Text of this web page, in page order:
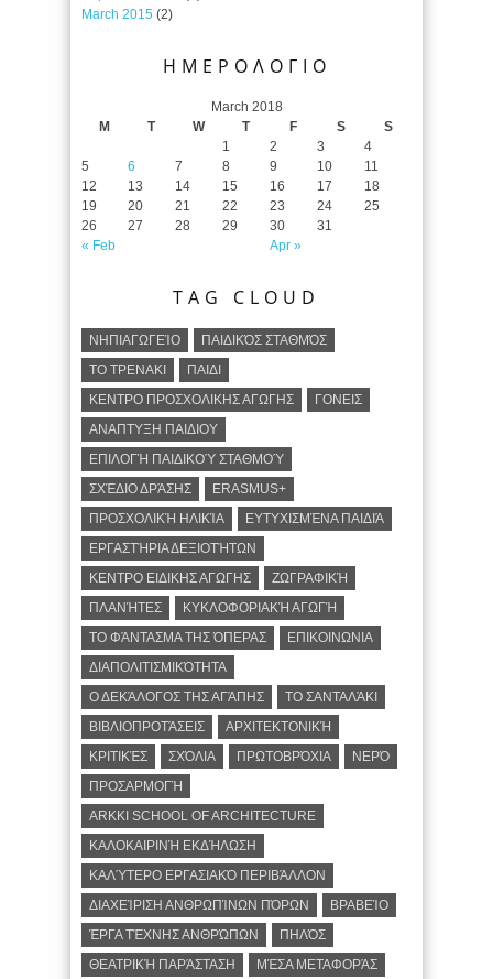
March 2015 (2)
ΗΜΕΡΟΛΟΓΙΟ
March 2018
M
T W T F S S
« Feb Apr »
1 2 3
4
5
6 7 8 9 10
11
12
13 14 15 16 17
18
19
20 21 22 23 24
25
26
27 28 29 30 31
TAG CLOUD
ΝΗΠΙΑΓΩΓΕΊΟ
ΠΑΙΔΙΚΌΣ ΣΤΑΘΜΌΣ
ΤΟ ΤΡΕΝΑΚΙ
ΠΑΙΔΙ
ΚΕΝΤΡΟ ΠΡΟΣΧΟΛΙΚΗΣ ΑΓΩΓΗΣ
ΓΟΝΕΙΣ
ΑΝΑΠΤΥΞΗ ΠΑΙΔΙΟΥ
ΕΠΙΛΟΓΉ ΠΑΙΔΙΚΟΎ ΣΤΑΘΜΟΎ
ΣΧΈΔΙΟ ΔΡΆΣΗΣ
ERASMUS+
ΠΡΟΣΧΟΛΙΚΉ ΗΛΙΚΊΑ
ΕΥΤΥΧΙΣΜΈΝΑ ΠΑΙΔΙΆ
ΕΡΓΑΣΤΉΡΙΑ ΔΕΞΙΟΤΉΤΩΝ
ΚΕΝΤΡΟ ΕΙΔΙΚΗΣ ΑΓΩΓΗΣ
ΖΩΓΡΑΦΙΚΉ
ΠΛΑΝΉΤΕΣ
ΚΥΚΛΟΦΟΡΙΑΚΉ ΑΓΩΓΉ
ΤΟ ΦΆΝΤΑΣΜΑ ΤΗΣ ΌΠΕΡΑΣ
ΕΠΙΚΟΙΝΩΝΙΑ
ΔΙΑΠΟΛΙΤΙΣΜΙΚΌΤΗΤΑ
Ο ΔΕΚΆΛΟΓΟΣ ΤΗΣ ΑΓΆΠΗΣ
ΤΟ ΣΑΝΤΑΛΆΚΙ
ΒΙΒΛΙΟΠΡΟΤΆΣΕΙΣ
ΑΡΧΙΤΕΚΤΟΝΙΚΉ
ΚΡΙΤΙΚΈΣ
ΣΧΌΛΙΑ ΠΡΩΤΟΒΡΌΧΙΑ
ΝΕΡΌ
ΠΡΟΣΑΡΜΟΓΉ
ARKKI SCHOOL OF ARCHITECTURE
ΚΑΛΟΚΑΙΡΙΝΉ ΕΚΔΉΛΩΣΗ
ΚΑΛΎΤΕΡΟ ΕΡΓΑΣΙΑΚΌ ΠΕΡΙΒΆΛΛΟΝ
ΔΙΑΧΕΊΡΙΣΗ ΑΝΘΡΩΠΊΝΩΝ ΠΌΡΩΝ
ΒΡΑΒΕΊΟ
ΈΡΓΑ ΤΈΧΝΗΣ ΑΝΘΡΏΠΩΝ
ΠΗΛΌΣ
ΘΕΑΤΡΙΚΉ ΠΑΡΆΣΤΑΣΗ
ΜΈΣΑ ΜΕΤΑΦΟΡΆΣ